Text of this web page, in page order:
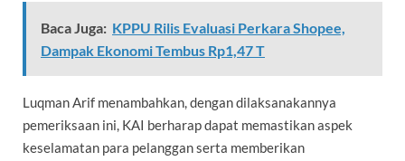
Baca Juga: KPPU Rilis Evaluasi Perkara Shopee,
Dampak Ekonomi Tembus Rp1,47 T
Luqman Arif menambahkan, dengan dilaksanakannya
pemeriksaan ini, KAI berharap dapat memastikan aspek
keselamatan para pelanggan serta memberikan